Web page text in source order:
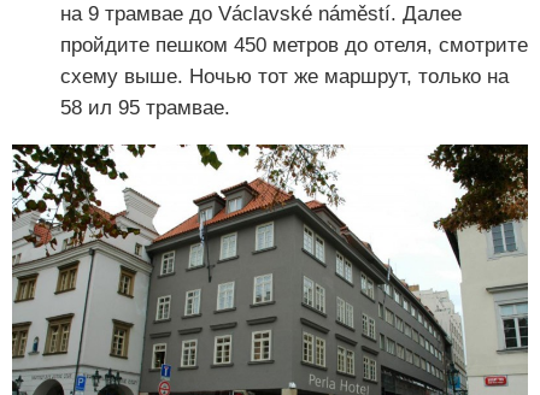
на 9 трамвае до Václavské náměstí. Далее
пройдите пешком 450 метров до отеля, смотрите
схему выше. Ночью тот же маршрут, только на
58 ил 95 трамвае.